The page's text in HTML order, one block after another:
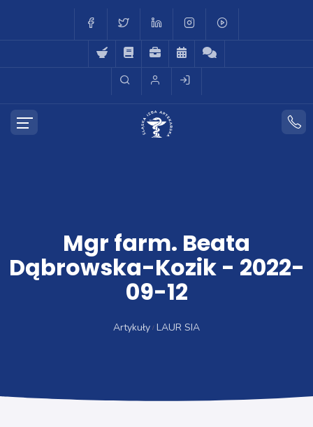
Mgr farm. Beata
Dąbrowska-Kozik - 2022-
09-12
Artykuły LAUR SIA